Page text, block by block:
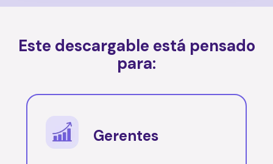
Este descargable está pensado
para:
Gerentes